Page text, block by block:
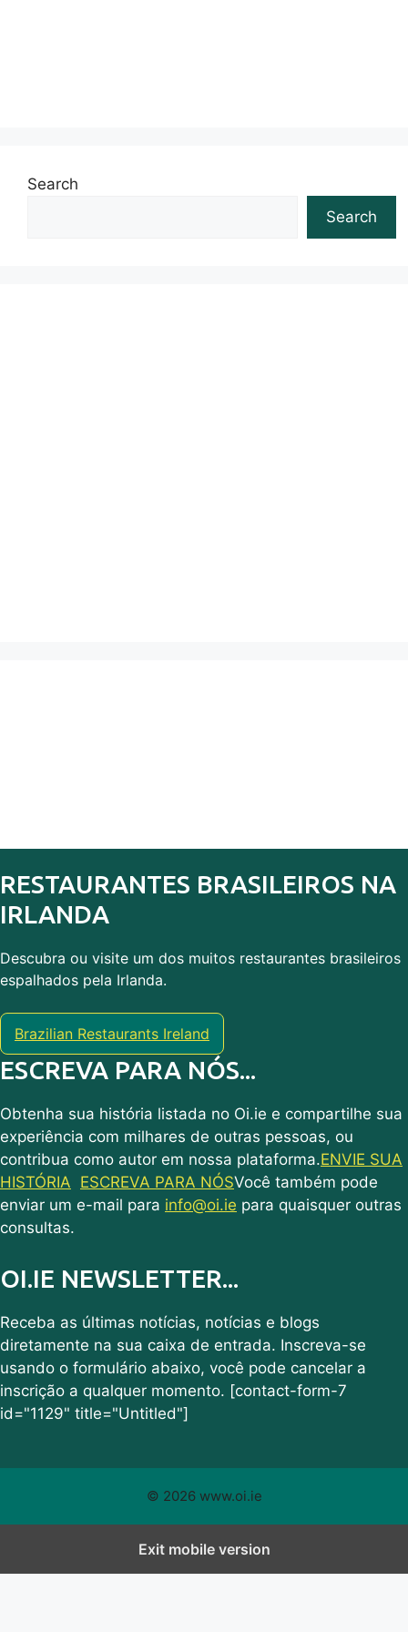
Search
Search
RESTAURANTES BRASILEIROS NA
IRLANDA
Descubra ou visite um dos muitos restaurantes brasileiros
espalhados pela Irlanda.
Brazilian Restaurants Ireland
ESCREVA PARA NÓS...
Obtenha sua história listada no Oi.ie e compartilhe sua
experiência com milhares de outras pessoas, ou
contribua como autor em nossa plataforma.ENVIE SUA
HISTÓRIA ESCREVA PARA NÓSVocê também pode
enviar um e-mail para info@oi.ie para quaisquer outras
consultas.
OI.IE NEWSLETTER...
Receba as últimas notícias, notícias e blogs
diretamente na sua caixa de entrada. Inscreva-se
usando o formulário abaixo, você pode cancelar a
inscrição a qualquer momento. [contact-form-7
id="1129" title="Untitled"]
© 2026 www.oi.ie
Exit mobile version